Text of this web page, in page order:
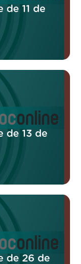
de 11 de
de 13 de
de 26 de